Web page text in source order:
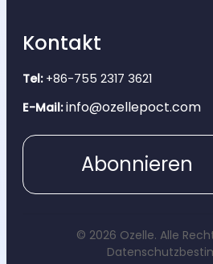
Kontakt
Tel:+86-755 2317 3621
E-Mail: info@ozellepoct.com
Abonnieren
© 2026 Ozelle. Alle